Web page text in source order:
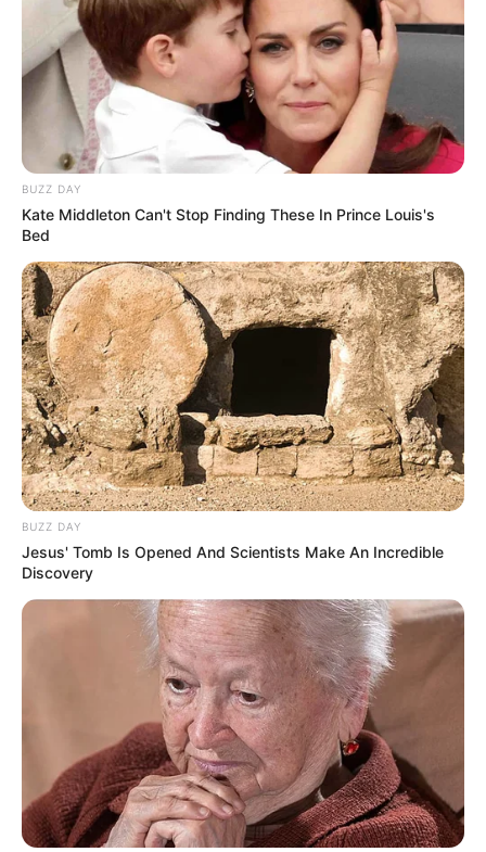
(foto: ourhousenowahome)
7. Manfaatkan tempat map yang sudah dihias dengan
stiker-stiker lucu, terlihat lebih rapi dan bebas
berantakan
BUZZ DAY
Kate Middleton Can't Stop Finding These In Prince Louis's
Bed
BUZZ DAY
Jesus' Tomb Is Opened And Scientists Make An Incredible
Discovery